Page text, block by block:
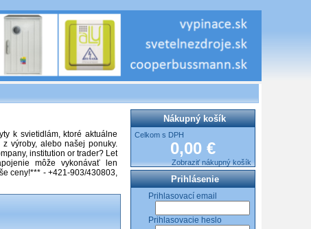
k svietidlám, ktoré aktuálne
výroby, alebo našej ponuky.
institution or trader? Let
môže vykonávať len
ceny!*** - +421-903/430803,
Nákupný košík
Celkom s DPH
0,00 €
Zobraziť nákupný košík
Prihlásenie
Prihlasovací email
Prihlasovacie heslo